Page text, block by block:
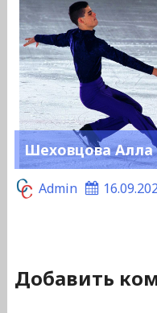
Шеховцова Алла
Admin
Добавить